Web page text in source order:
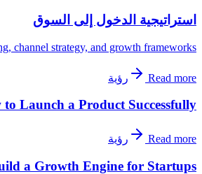
استراتيجية الدخول إلى السوق
channel strategy, and growth frameworks.
Read more رؤية
to Launch a Product Successfully
Read more رؤية
a Growth Engine for Startups